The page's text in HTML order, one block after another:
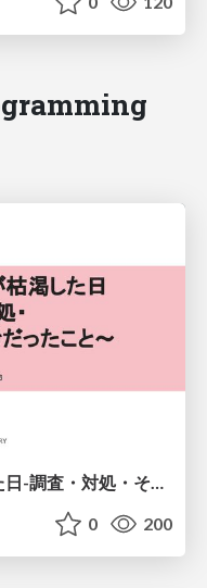
0 200